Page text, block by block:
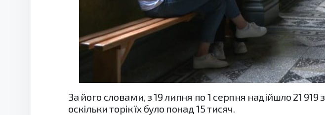
За його словами, з 19 липня по 1 серпня надійшло 21
оскільки торік їх було понад 15 тисяч.